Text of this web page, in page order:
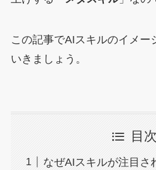
この記事でAIスキルのイメー
いきましょう。
目次
なぜAIスキルが注目さ